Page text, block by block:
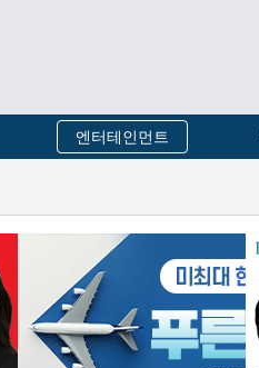
엔터테인먼트